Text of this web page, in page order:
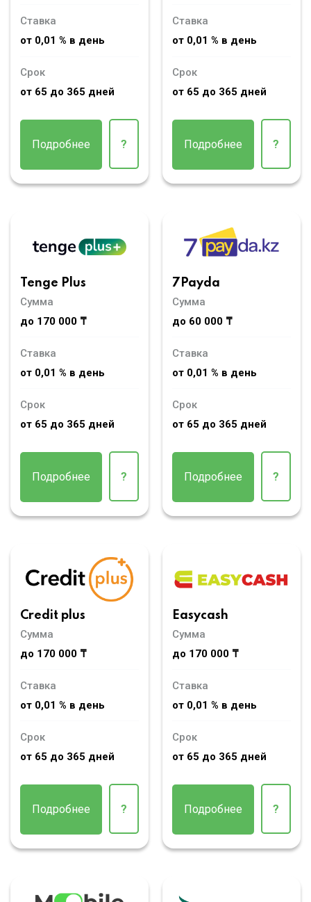
Ставка
от 0,01 % в день
Срок
от 65 до 365 дней
Подробнее ?
Ставка
от 0,01 % в день
Срок
от 65 до 365 дней
Подробнее ?
Tenge Plus
Сумма
до 170 000 ₸
Ставка
от 0,01 % в день
Срок
от 65 до 365 дней
Подробнее ?
7Payda
Сумма
до 60 000 ₸
Ставка
от 0,01 % в день
Срок
от 65 до 365 дней
Подробнее ?
Credit plus
Сумма
до 170 000 ₸
Ставка
от 0,01 % в день
Срок
от 65 до 365 дней
Подробнее ?
Easycash
Сумма
до 170 000 ₸
Ставка
от 0,01 % в день
Срок
от 65 до 365 дней
Подробнее ?